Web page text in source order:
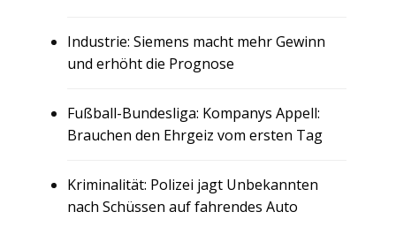
Industrie: Siemens macht mehr Gewinn
und erhöht die Prognose
Fußball-Bundesliga: Kompanys Appell:
Brauchen den Ehrgeiz vom ersten Tag
Kriminalität: Polizei jagt Unbekannten
nach Schüssen auf fahrendes Auto